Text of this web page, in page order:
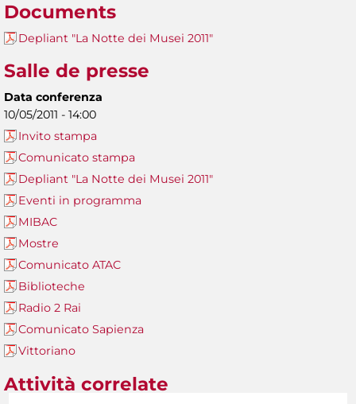
Documents
Depliant "La Notte dei Musei 2011"
Salle de presse
Data conferenza
10/05/2011 - 14:00
Invito stampa
Comunicato stampa
Depliant "La Notte dei Musei 2011"
Eventi in programma
MIBAC
Mostre
Comunicato ATAC
Biblioteche
Radio 2 Rai
Comunicato Sapienza
Vittoriano
Attività correlate